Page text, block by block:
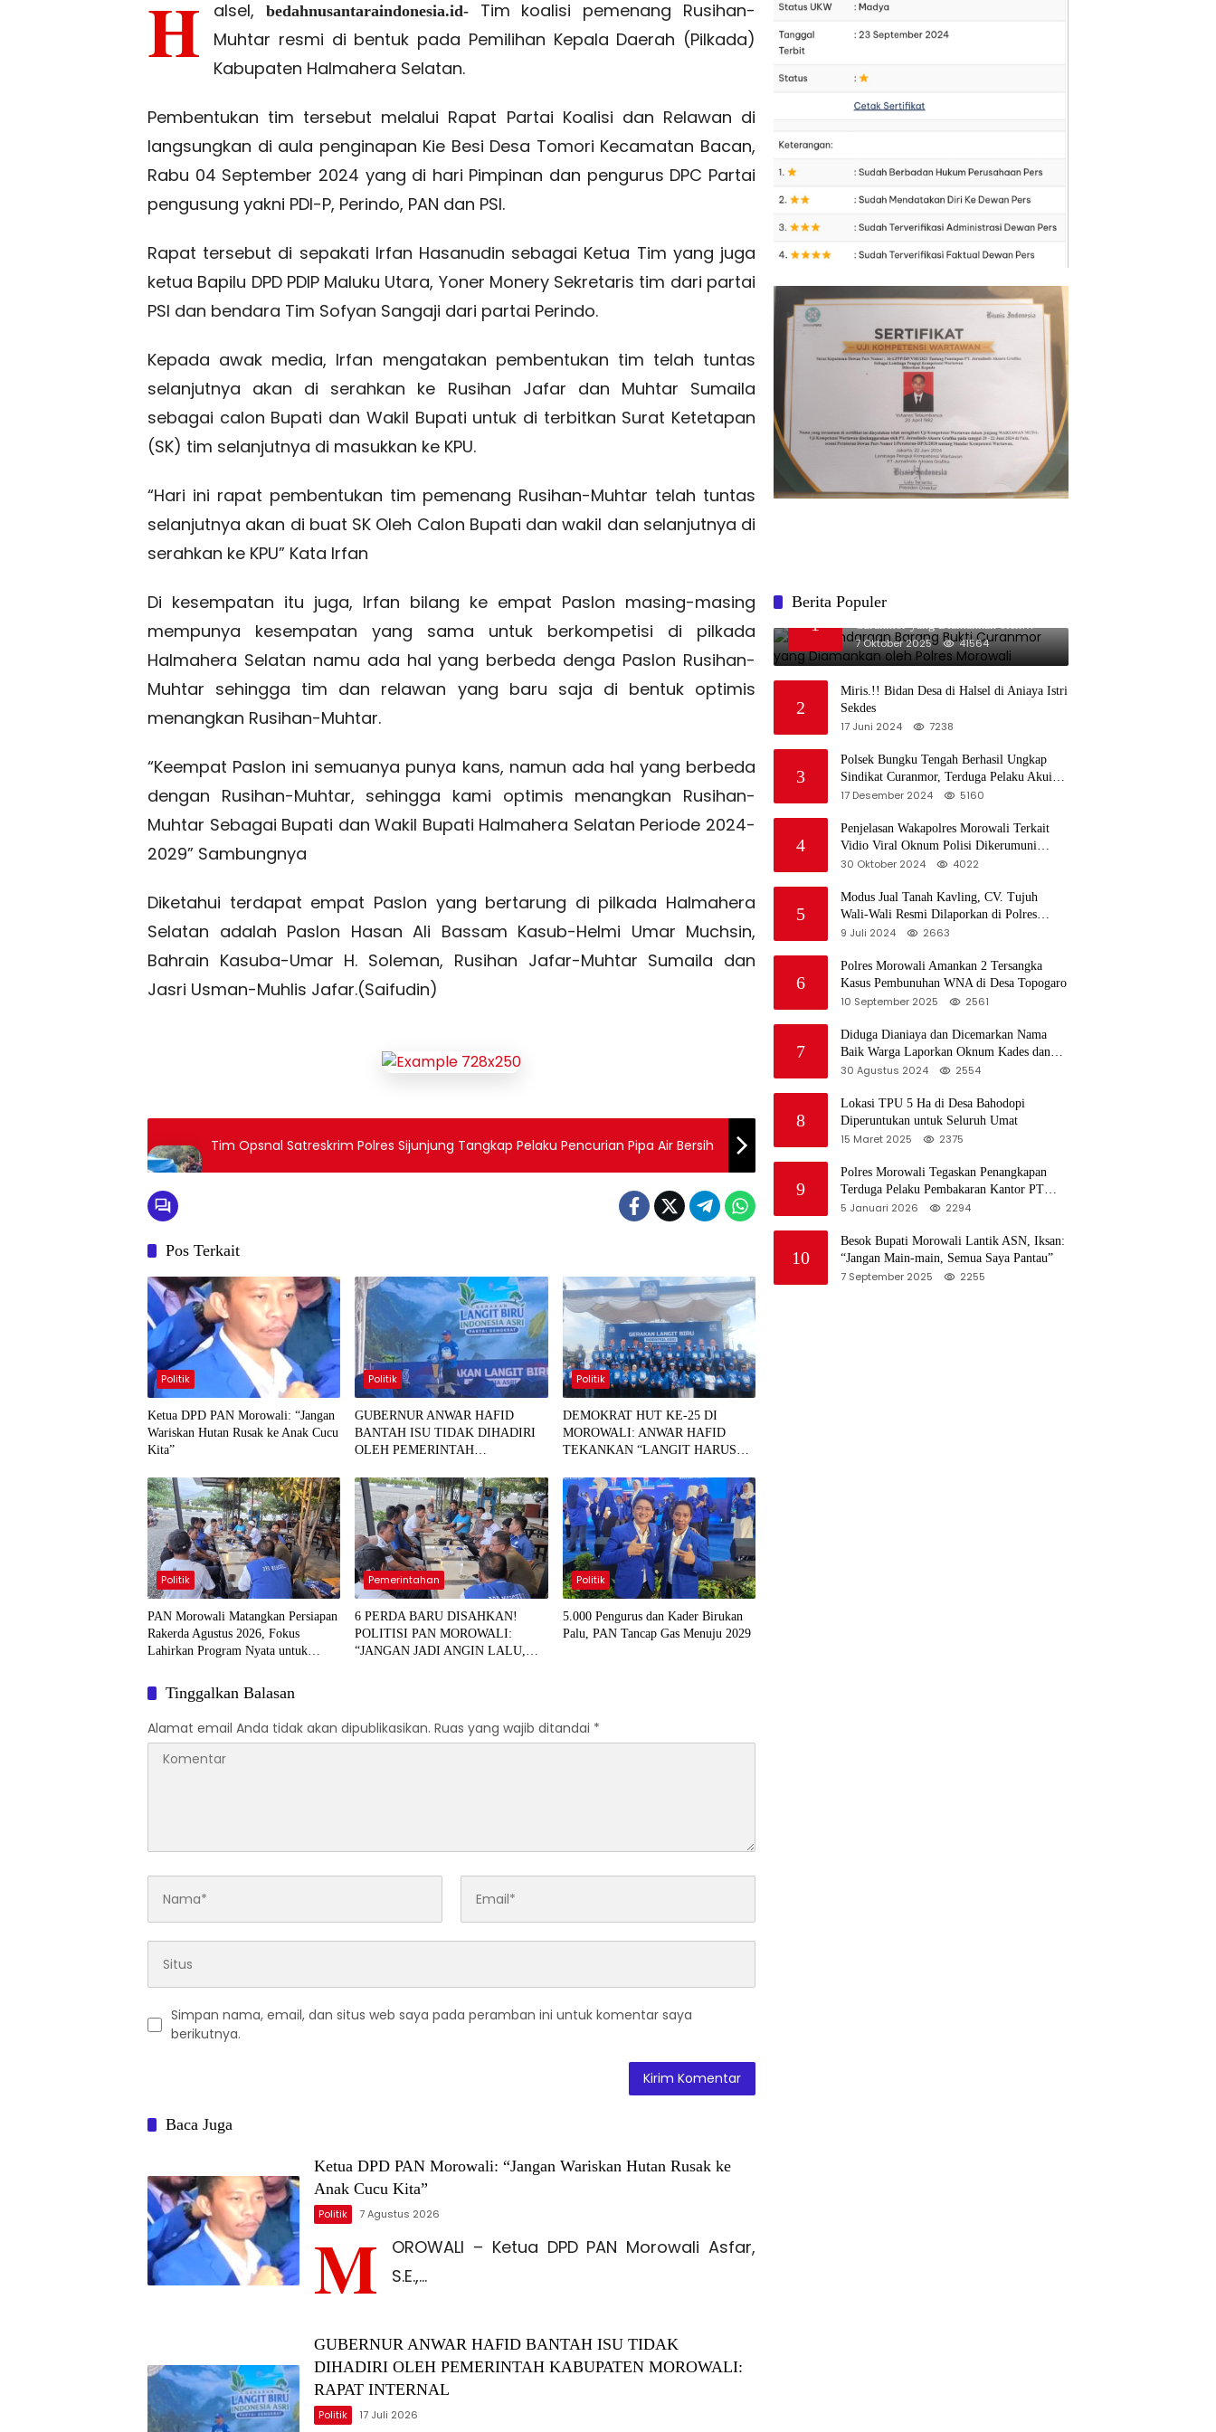
H alsel, bedahnusantaraindonesia.id-Tim koalisi pemenang Rusihan-
Muhtar resmi di bentuk pada Pemilihan Kepala Daerah (Pilkada)
Kabupaten Halmahera Selatan.
Pembentukan tim tersebut melalui Rapat Partai Koalisi dan Relawan di
langsungkan di aula penginapan Kie Besi Desa Tomori Kecamatan Bacan,
Rabu 04 September 2024 yang di hari Pimpinan dan pengurus DPC Partai
pengusung yakni PDI-P, Perindo, PAN dan PSI.
Rapat tersebut di sepakati Irfan Hasanudin sebagai Ketua Tim yang juga
ketua Bapilu DPD PDIP Maluku Utara, Yoner Monery Sekretaris tim dari partai
PSI dan bendara Tim Sofyan Sangaji dari partai Perindo.
Kepada awak media, Irfan mengatakan pembentukan tim telah tuntas
selanjutnya akan di serahkan ke Rusihan Jafar dan Muhtar Sumaila
sebagai calon Bupati dan Wakil Bupati untuk di terbitkan Surat Ketetapan
(SK) tim selanjutnya di masukkan ke KPU.
“Hari ini rapat pembentukan tim pemenang Rusihan-Muhtar telah tuntas
selanjutnya akan di buat SK Oleh Calon Bupati dan wakil dan selanjutnya di
serahkan ke KPU” Kata Irfan
Di kesempatan itu juga, Irfan bilang ke empat Paslon masing-masing
mempunya kesempatan yang sama untuk berkompetisi di pilkada
Halmahera Selatan namu ada hal yang berbeda denga Paslon Rusihan-
Muhtar sehingga tim dan relawan yang baru saja di bentuk optimis
menangkan Rusihan-Muhtar.
“Keempat Paslon ini semuanya punya kans, namun ada hal yang berbeda
dengan Rusihan-Muhtar, sehingga kami optimis menangkan Rusihan-
Muhtar Sebagai Bupati dan Wakil Bupati Halmahera Selatan Periode 2024-
2029” Sambungnya
Diketahui terdapat empat Paslon yang bertarung di pilkada Halmahera
Selatan adalah Paslon Hasan Ali Bassam Kasub-Helmi Umar Muchsin,
Bahrain Kasuba-Umar H. Soleman, Rusihan Jafar-Muhtar Sumaila dan
Jasri Usman-Muhlis Jafar.(Saifudin)
Tim Opsnal Satreskrim Polres Sijunjung Tangkap Pelaku Pencurian Pipa Air Bersih
Pos Terkait
Politik
Ketua DPD PAN Morowali: “Jangan
Wariskan Hutan Rusak ke Anak Cucu
Kita”
Politik
GUBERNUR ANWAR HAFID
BANTAH ISU TIDAK DIHADIRI
OLEH PEMERINTAH
INTERNAL
Politik
DEMOKRAT HUT KE-25 DI
MOROWALI: ANWAR HAFID
TEKANKAN “LANGIT HARUS
KELAPA DAN TEKAN INFLASI
IKAN
Politik
PAN Morowali Matangkan Persiapan
Rakerda Agustus 2026, Fokus
Lahirkan Program Nyata untuk
Pemerintahan
6 PERDA BARU DISAHKAN!
POLITISI PAN MOROWALI:
“JANGAN JADI ANGIN LALU,
Politik
5.000 Pengurus dan Kader Birukan
Palu, PAN Tancap Gas Menuju 2029
Tinggalkan Balasan
Alamat email Anda tidak akan dipublikasikan. Ruas yang wajib ditandai *
Simpan nama, email, dan situs web saya pada peramban ini untuk komentar saya
berikutnya.
Baca Juga
Ketua DPD PAN Morowali: “Jangan Wariskan Hutan Rusak ke
Anak Cucu Kita”
Politik 7 Agustus 2026
M
OROWALI – Ketua DPD PAN Morowali Asfar,
S.E.,…
GUBERNUR ANWAR HAFID BANTAH ISU TIDAK
DIHADIRI OLEH PEMERINTAH KABUPATEN MOROWALI:
RAPAT INTERNAL
Politik 17 Juli 2026
Berita Populer
1
Data Kendaraan Barang Bukti
Polres Morowali
7 Oktober 2025 41564
2
Miris.!! Bidan Desa di Halsel di Aniaya Istri
Sekdes
17 Juni 2024 7238
3
Polsek Bungku Tengah Berhasil Ungkap
Sindikat Curanmor, Terduga Pelaku Akui
Beraksi di 7 Lokasi
17 Desember 2024 5160
4
Penjelasan Wakapolres Morowali Terkait
Vidio Viral Oknum Polisi Dikerumuni
Warga Bahodopi
30 Oktober 2024 4022
5
Modus Jual Tanah Kavling, CV. Tujuh
Wali-Wali Resmi Dilaporkan di Polres
Kendari
9 Juli 2024 2663
6
Polres Morowali Amankan 2 Tersangka
Kasus Pembunuhan WNA di Desa Topogaro
10 September 2025 2561
7
Diduga Dianiaya dan Dicemarkan Nama
Baik Warga Laporkan Oknum Kades dan
Oknum Polisi
30 Agustus 2024 2554
8
Lokasi TPU 5 Ha di Desa Bahodopi
Diperuntukan untuk Seluruh Umat
15 Maret 2025 2375
9
Polres Morowali Tegaskan Penangkapan
Terduga Pelaku Pembakaran Kantor PT
RCP Sesuai Prosedur
5 Januari 2026 2294
10
Besok Bupati Morowali Lantik ASN, Iksan:
“Jangan Main-main, Semua Saya Pantau”
7 September 2025 2255